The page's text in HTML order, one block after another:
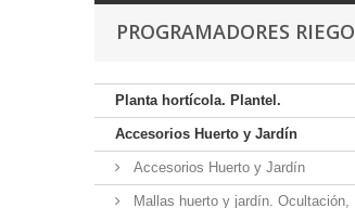
PROGRAMADORES RIEGO
Planta hortícola. Plantel.
Accesorios Huerto y Jardín
Accesorios Huerto y Jardín
Mallas huerto y jardín. Ocultación,